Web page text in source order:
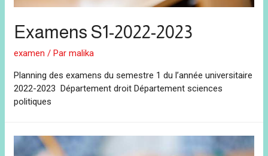
Examens S1-2022-2023
examen / Parmalika
Planning des examens du semestre 1 du l’année universitaire
2022-2023 Département droit Département sciences
politiques